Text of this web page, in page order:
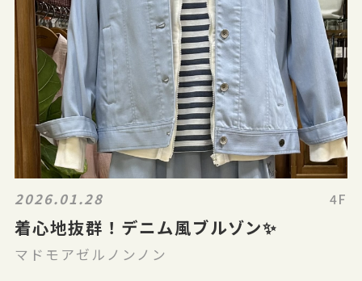
2026.01.28 4F
着心地抜群！デニム風ブルゾン✨
マドモアゼルノンノン